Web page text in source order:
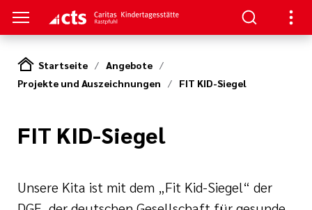
Startseite
Angebote
Projekte und Auszeichnungen
FIT KID-Siegel
FIT KID-Siegel
Unsere Kita ist mit dem „Fit Kid-Siegel“ der